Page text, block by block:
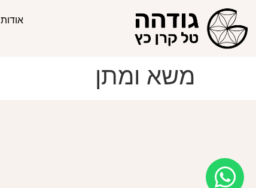
אודות
משא ומתן